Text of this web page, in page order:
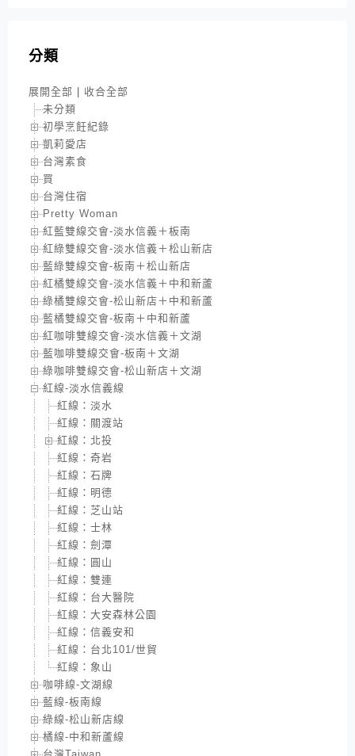
分類
展開全部
收合全部
未分類
初學烹飪紀錄
凱莉愛店
台灣素食
買
台灣住宿
Pretty Woman
紅藍雙線交會-淡水信義＋板南
紅綠雙線交會-淡水信義＋松山新店
藍綠雙線交會-板南＋松山新店
紅橘雙線交會-淡水信義＋中和新蘆
綠橘雙線交會-松山新店＋中和新蘆
藍橘雙線交會-板南＋中和新蘆
紅咖啡雙線交會-淡水信義＋文湖
藍咖啡雙線交會-板南＋文湖
綠咖啡雙線交會-松山新店＋文湖
紅線-淡水信義線
紅線：淡水
紅線：關渡站
紅線：北投
紅線：奇岩
紅線：石牌
紅線：明德
紅線：芝山站
紅線：士林
紅線：劍潭
紅線：圓山
紅線：雙連
紅線：台大醫院
紅線：大安森林公園
紅線：信義安和
紅線：台北101/世貿
紅線：象山
咖啡線-文湖線
藍線-板南線
綠線-松山新店線
橘線-中和新蘆線